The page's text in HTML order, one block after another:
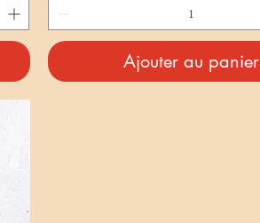
Ajouter au panier